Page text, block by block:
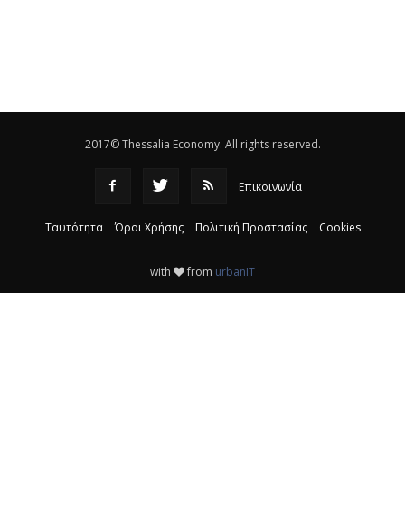
2017© Thessalia Economy. All rights reserved.
Επικοινωνία
Ταυτότητα Όροι Χρήσης Πολιτική Προστασίας Cookies
with from urbanIT